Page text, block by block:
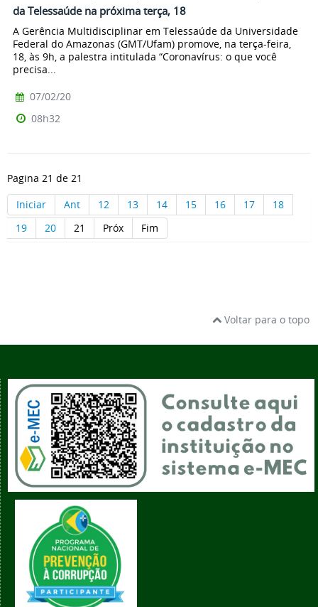
da Telessaúde na próxima terça, 18
A Gerência Multidisciplinar em Telessaúde da Universidade
Federal do Amazonas (GMT/Ufam) promove, na terça-feira,
18, às 9h, a palestra intitulada “Coronavírus: o que você
precisa...
07/02/20
08h32
Pagina 21 de 21
Iniciar
Ant 12 13 14 15 16 17
18
19
20 21 Próx Fim
Voltar para o topo